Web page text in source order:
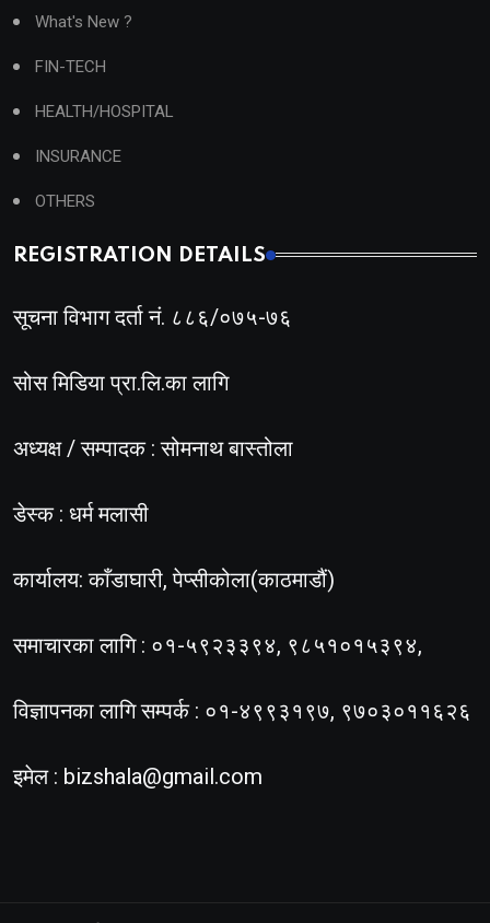
What's New ?
FIN-TECH
HEALTH/HOSPITAL
INSURANCE
OTHERS
REGISTRATION DETAILS
सूचना विभाग दर्ता नं. ८८६/०७५-७६
सोस मिडिया प्रा.लि.का लागि
अध्यक्ष / सम्पादक : सोमनाथ बास्तोला
डेस्क : धर्म मलासी
कार्यालय: काँडाघारी, पेप्सीकोला(काठमाडौं)
समाचारका लागि : ०१-५९२३३९४, ९८५१०१५३९४,
विज्ञापनका लागि सम्पर्क : ०१-४९९३१९७, ९७०३०११६२६
इमेल : bizshala@gmail.com